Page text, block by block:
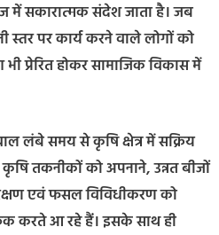
में सकारात्मक संदेश जाता है। जब
स्तर पर कार्य करने वाले लोगों को
प्रेरित होकर सामाजिक विकास में
लंबे समय से कृषि क्षेत्र में सक्रिय
तकनीकों को अपनाने, उन्नत बीजों
एवं फसल विविधीकरण को
करते आ रहे हैं। इसके साथ ही